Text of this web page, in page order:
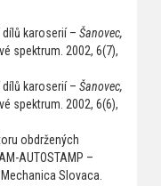
karoserií – Šanovec,
spektrum. 2002, 6(7),
karoserií – Šanovec,
spektrum. 2002, 6(6),
obdržených
AUTOSTAMP –
Slovaca.